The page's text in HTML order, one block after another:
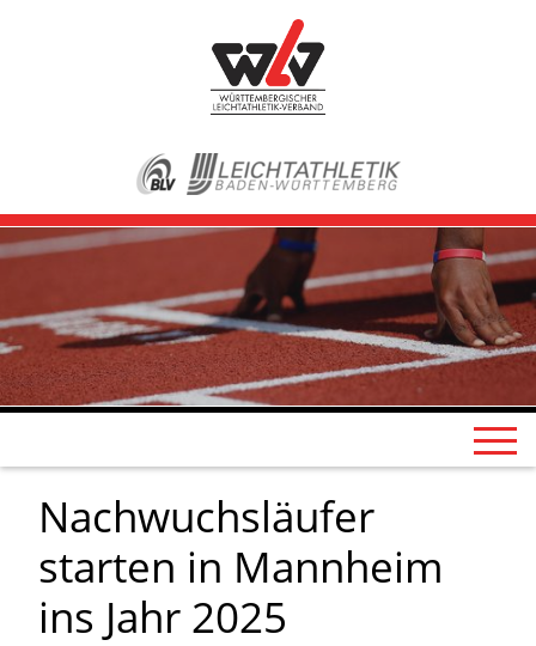
Nachwuchsläufer
starten in Mannheim
ins Jahr 2025